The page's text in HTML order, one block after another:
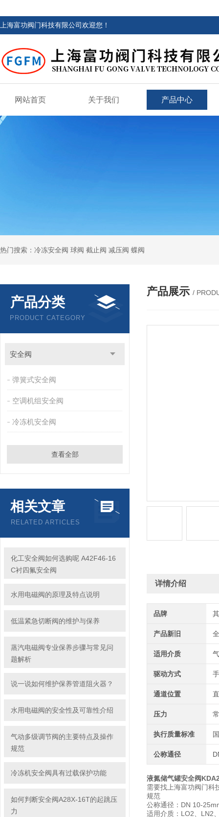
上海富功阀门科技有限公司欢迎您！
网站首页 关于我们 产品中心
热门搜索：冷冻安全阀 球阀 截止阀 减压阀 蝶阀
产品分类
PRODUCT CATEGORY
安全阀
弹簧式安全阀
空调机组安全阀
冷冻机安全阀
查看全部
相关文章
RELATED ARTICLES
化工安全阀如何选购呢 A42F46-16
C衬四氟安全阀
水用电磁阀的原理及特点说明
低温紧急切断阀的维护与保养
蒸汽电磁阀专业保养步骤与常见问
题解析
说一说如何维护保养管道阻火器？
水用电磁阀的安全性及可靠性介绍
气动多级调节阀的主要特点及操作
规范
冷冻机安全阀具有过载保护功能
如何判断安全阀A28X-16T的起跳压
力
产品展示 /
详情介绍
品牌
产品新旧
适用介质
驱动方式
通道位置
压力
执行质量标准
公称通径
液氮储气罐安全阀
需要找上海富功阀门科
规范
公称通径：DN 10-
适用介质：LO2、LN2